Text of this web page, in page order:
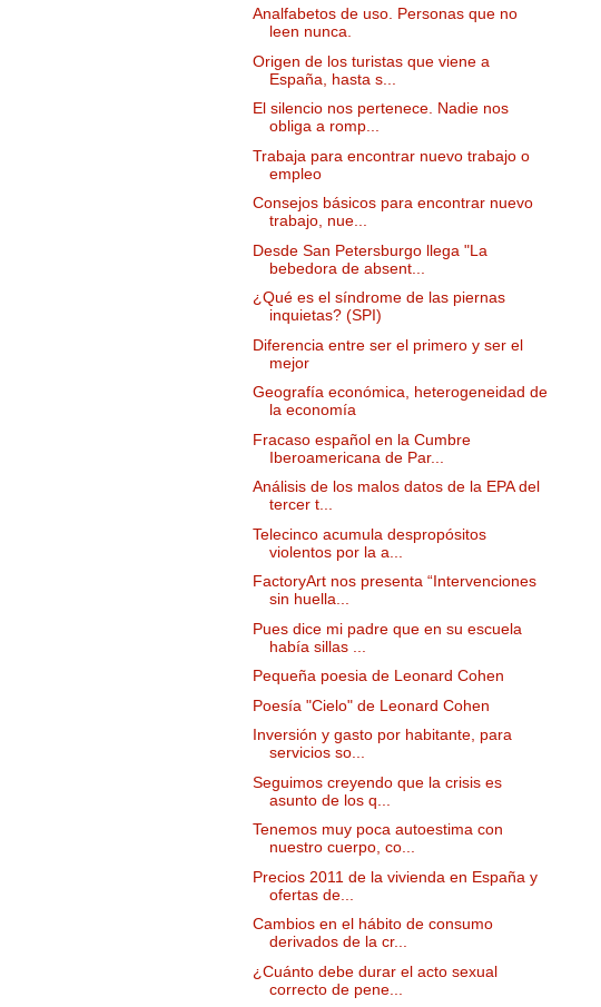
Analfabetos de uso. Personas que no
leen nunca.
Origen de los turistas que viene a
España, hasta s...
El silencio nos pertenece. Nadie nos
obliga a romp...
Trabaja para encontrar nuevo trabajo o
empleo
Consejos básicos para encontrar nuevo
trabajo, nue...
Desde San Petersburgo llega "La
bebedora de absent...
¿Qué es el síndrome de las piernas
inquietas? (SPI)
Diferencia entre ser el primero y ser el
mejor
Geografía económica, heterogeneidad de
la economía
Fracaso español en la Cumbre
Iberoamericana de Par...
Análisis de los malos datos de la EPA del
tercer t...
Telecinco acumula despropósitos
violentos por la a...
FactoryArt nos presenta “Intervenciones
sin huella...
Pues dice mi padre que en su escuela
había sillas ...
Pequeña poesia de Leonard Cohen
Poesía "Cielo" de Leonard Cohen
Inversión y gasto por habitante, para
servicios so...
Seguimos creyendo que la crisis es
asunto de los q...
Tenemos muy poca autoestima con
nuestro cuerpo, co...
Precios 2011 de la vivienda en España y
ofertas de...
Cambios en el hábito de consumo
derivados de la cr...
¿Cuánto debe durar el acto sexual
correcto de pene...